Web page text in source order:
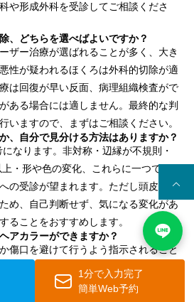
や形成外科を受診してご相談くださ
、どちらを選べばよいですか？
ザー治療が選ばれることが多く、大き
性が疑われるほくろは外科的切除が適
は回復が早い反面、病理組織検査がで
ある場合には適しません。最終的な判
いますので、まずはご相談ください。
、自分で見分ける方法はありますか？
になります。非対称・辺縁が不規則・
・形や色の変化、これらに一つでも
の受診が望まれます。ただし頭皮は自
め、自己判断せず、気になる変化があ
ることをおすすめします。
アカラーができますか？
傷口を避けて行うよう指示されること
指示に従います。ヘアカラーやパーマ
で避けるのが一般的です。化学薬品が
1分で入力完了
簡単Web予約